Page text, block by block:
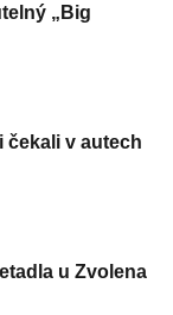
„Big
čekali v autech
u Zvolena